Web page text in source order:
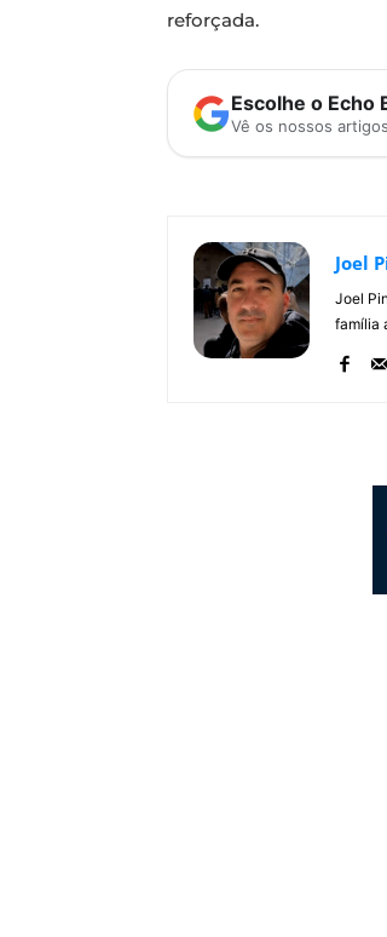
reforçada.
Escolhe o Echo
Vê os nossos
Joel
Joel
família